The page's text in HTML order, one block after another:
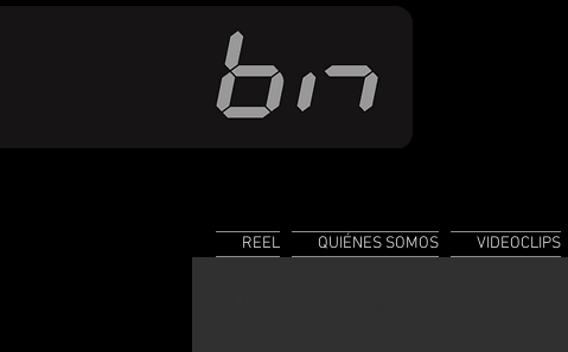
REEL QUIÉNES SOMOS VIDEOCLIPS